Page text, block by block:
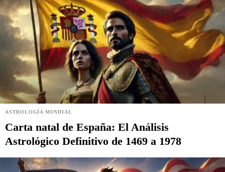
ASTROLOGÍA MUNDIAL
Carta natal de España: El Análisis
Astrológico Definitivo de 1469 a 1978